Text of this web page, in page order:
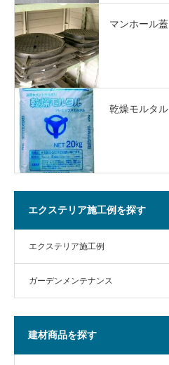
マンホール蓋
乾燥モルタル
エクステリア施工例を探す
エクステリア施工例
ガーデンメンテナンス
建材商品を探す